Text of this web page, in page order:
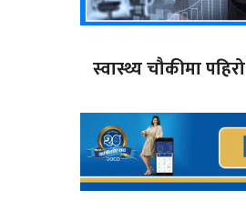
स्वास्थ्य चौकीमा पहिरो